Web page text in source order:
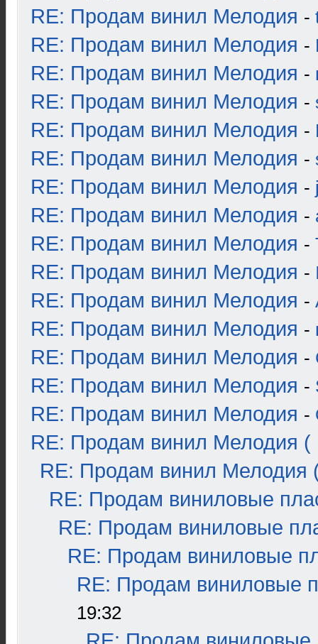
RE: Продам винил Мелодия -
RE: Продам винил Мелодия -
RE: Продам винил Мелодия -
RE: Продам винил Мелодия -
RE: Продам винил Мелодия -
RE: Продам винил Мелодия -
RE: Продам винил Мелодия -
RE: Продам винил Мелодия -
RE: Продам винил Мелодия -
RE: Продам винил Мелодия -
RE: Продам винил Мелодия -
RE: Продам винил Мелодия -
RE: Продам винил Мелодия -
RE: Продам винил Мелодия -
RE: Продам винил Мелодия -
RE: Продам винил Мелодия (
RE: Продам винил Мелодия
RE: Продам виниловые
RE: Продам виниловые
RE: Продам виниловые
RE: Продам виниловые
19:32